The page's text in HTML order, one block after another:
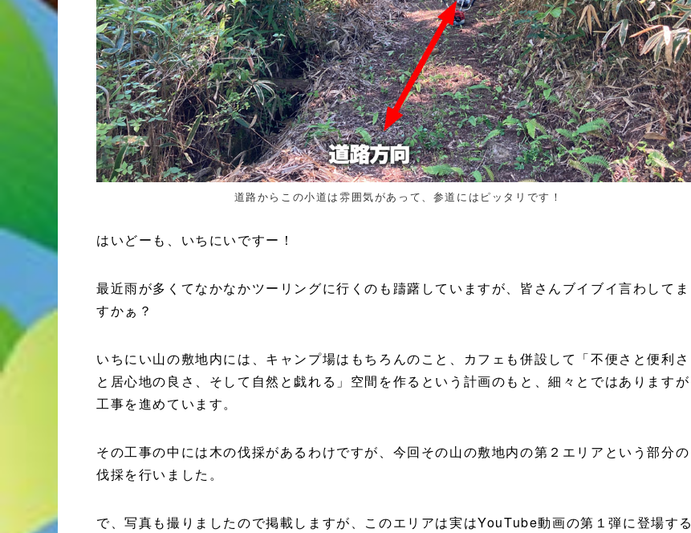
道路からこの小道は雰囲気があって、参道にはピッタリです！
はいどーも、いちにいですー！
最近雨が多くてなかなかツーリングに行くのも躊躇していますが、皆さんブイブイ言わしてま
すかぁ？
いちにい山の敷地内には、キャンプ場はもちろんのこと、カフェも併設して「不便さと便利さ
と居心地の良さ、そして自然と戯れる」空間を作るという計画のもと、細々とではありますが
工事を進めています。
その工事の中には木の伐採があるわけですが、今回その山の敷地内の第２エリアという部分の
伐採を行いました。
で、写真も撮りましたので掲載しますが、このエリアは実はYouTube動画の第１弾に登場する